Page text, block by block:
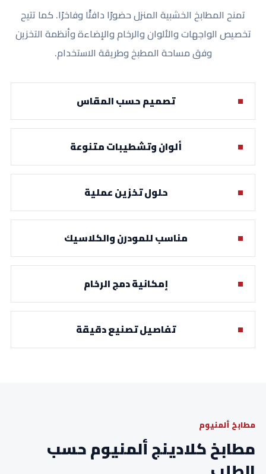
تمنح المطابخ الخشبية المنزل حضورًا دافئًا وفاخرًا. كما تتيح
تخصيص الواجهات والألوان والرخام والإضاءة وأنظمة التخزين
وفق مساحة المطبخ وطريقة الاستخدام.
تصميم حسب المقاس
ألوان وتشطيبات متنوعة
حلول تخزين عملية
مناسب للمودرن والكلاسيك
إمكانية دمج الرخام
تفاصيل تصنيع دقيقة
مطابخ ألمنيوم
مطابخ كلادينج ألمنيوم حسب